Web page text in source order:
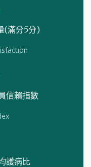
(滿分5分)
信賴指數
護病比